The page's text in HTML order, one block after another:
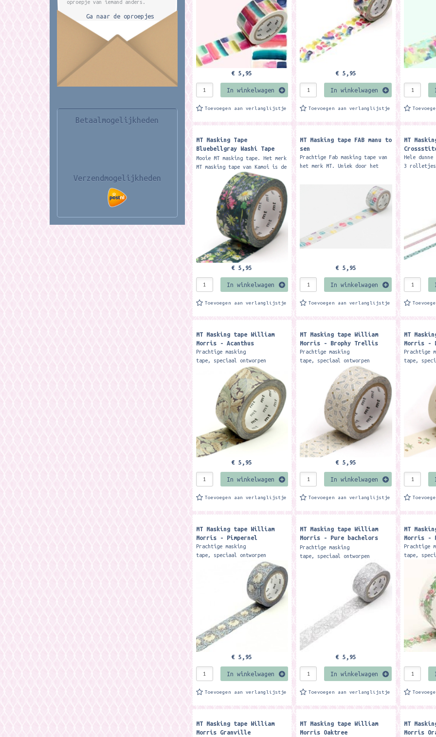
€ 5,95
In winkelwagen
Toevoegen aan verlanglijstje
€ 5,95
In winkelwagen
Toevoegen aan verlanglijstje
MT Masking Tape
Bluebellgray Washi Tape
Woodline Walk
Mooie MT masking tape. Het merk
MT masking tape van Kamoi is de
originele Japanse masking
tape. Formaat 2.4 cm x 7
meter. Je kunt de tape voor...
€ 5,95
In winkelwagen
Toevoegen aan verlanglijstje
MT Masking tape FAB manu to
sen
Prachtige Fab masking tape van
het merk MT. Uniek door het
dingen gebruiken.... o.a....
€ 5,95
In winkelwagen
Toevoegen aan verlanglijstje
MT
Hele dunne
3 rolletjes
dingen
MT Masking tape William
Morris - Acanthus
Prachtige masking
tape, speciaal ontworpen
voor van het merk MT door
Wiliiam Morris. Formaat 2 cm x
7 meter. Je kunt de tape voor
€ 5,95
In winkelwagen
Toevoegen aan verlanglijstje
MT Masking tape William
Morris - Brophy Trellis
Prachtige masking
tape, speciaal ontworpen
voor van het merk MT door
Wiliiam Morris. Formaat 2 cm x
7 meter. Je kunt de tape voor
€ 5,95
In winkelwagen
Toevoegen aan verlanglijstje
MT
Morris -
Prachtige
tape,
voor van
Wiliiam
7 meter.
MT Masking tape William
Morris - Pimpernel
Prachtige masking
tape, speciaal ontworpen
voor van het merk MT door
Wiliiam Morris. Formaat 2 cm x
7 meter. Je kunt de tape voor
€ 5,95
In winkelwagen
Toevoegen aan verlanglijstje
MT Masking tape William
Morris - Pure bachelors
button stone/linen
Prachtige masking
tape, speciaal ontworpen
voor van het merk MT door
Wiliiam Morris. Formaat 2 cm x
7 meter. Je kunt de tape voor
€ 5,95
In winkelwagen
Toevoegen aan verlanglijstje
MT
Morris -
Prachtige
tape,
voor van
Wiliiam
7 meter.
MT Masking tape William
Morris Granville
MT Masking tape William
Morris Oaktree
MT
Morris
oproepje van iemand anders.
Ga naar de oproepjes
Betaalmogelijkheden
Verzendmogelijkheden